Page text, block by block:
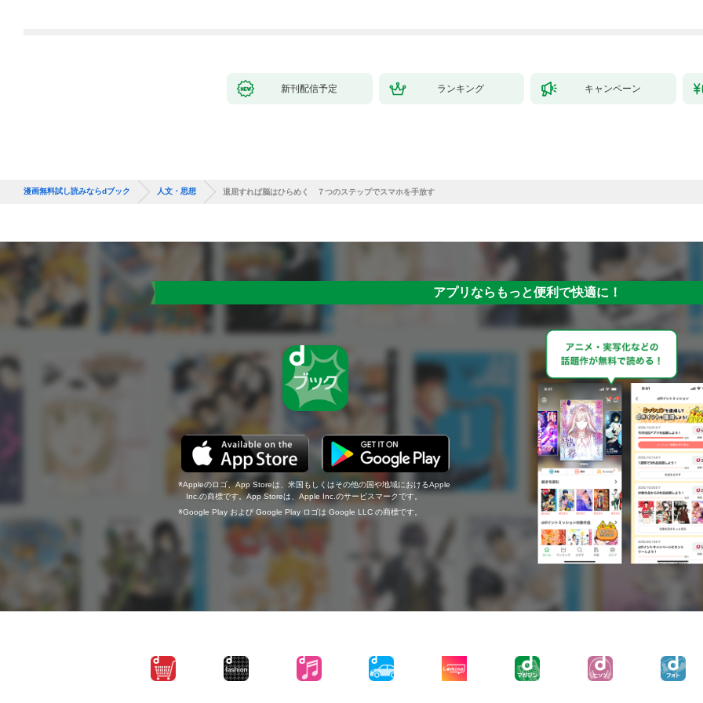
新刊配信予定 ランキング キャンペーン
漫画無料試し読みならdブック 人文・思想 退屈すれば脳はひらめく ７つのステップでスマホを手放す
アプリならもっと便利で快適に！
Appleのロゴ、App Storeは、米国もしくはその他の国や地域におけるApple
Inc.の商標です。App Storeは、Apple Inc.のサービスマークです。
Google Play および Google Play ロゴは Google LLC の商標です。